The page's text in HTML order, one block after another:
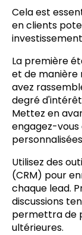
Cela est
en clients
La première
et de manière
avez
degré
Mettez en
engagez-
Utilisez des
(CRM) pour
chaque lead.
discussions
permettra de
ultérieures.